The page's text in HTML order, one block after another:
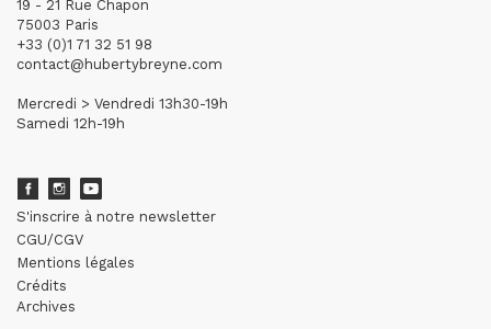
19 - 21 Rue Chapon
75003 Paris
+33 (0)1 71 32 51 98
contact@hubertybreyne.com
Mercredi > Vendredi 13h30-19h
Samedi 12h-19h
S'inscrire à notre newsletter
CGU/CGV
Mentions légales
Crédits
Archives